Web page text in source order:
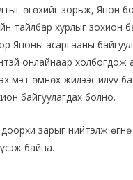
ѳгѳхийг зорьж, Япон
тайлбар хурлыг зохион
Японы асаргааны
онлайнаар холбогдож
мэт ѳмнѳх жилээс илүү
байгуулагдах болно.
зарыг нийтэлж
байна.